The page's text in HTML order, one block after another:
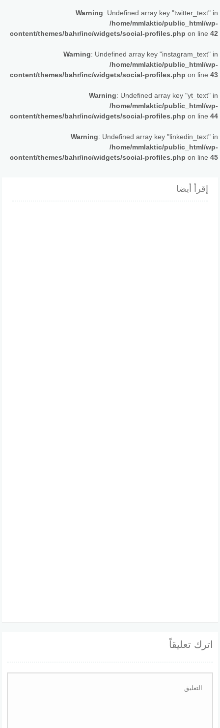
Warning: Undefined array key "twitter_text" in
/home/mmlaktic/public_html/wp-
content/themes/bahr/inc/widgets/social-profiles.php on line 42
Warning: Undefined array key "instagram_text" in
/home/mmlaktic/public_html/wp-
content/themes/bahr/inc/widgets/social-profiles.php on line 43
Warning: Undefined array key "yt_text" in
/home/mmlaktic/public_html/wp-
content/themes/bahr/inc/widgets/social-profiles.php on line 44
Warning: Undefined array key "linkedin_text" in
/home/mmlaktic/public_html/wp-
content/themes/bahr/inc/widgets/social-profiles.php on line 45
إقرأ أيضا
اترك تعليقاً